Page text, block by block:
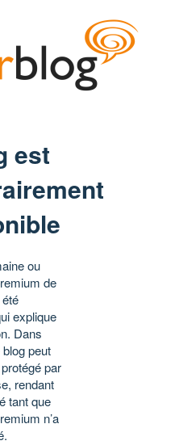
est
ou
de
explique
Dans
peut
par
rendant
tant que
n’a